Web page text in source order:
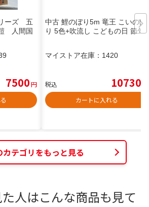
ーズ 五
人間国
7500円
中古 鯉のぼり5m 竜王 こいのぼ
り 5色+吹流し こどもの日 節句
マイストア在庫： 1420
税込 10730
カートに入れる
カテゴリをもっと見る
人はこんな商品も見て